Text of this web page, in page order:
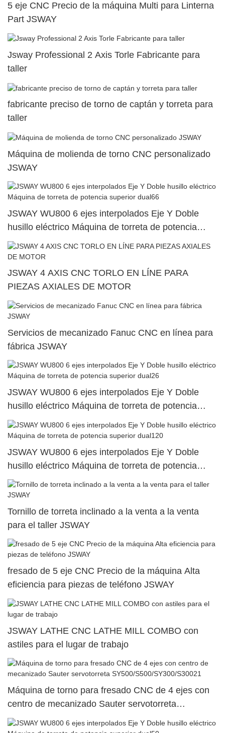
5 eje CNC Precio de la máquina Multi para Linterna
Part JSWAY
Jsway Professional 2 Axis Torle Fabricante para
taller
fabricante preciso de torno de captán y torreta para
taller
Máquina de molienda de torno CNC personalizado
JSWAY
JSWAY WU800 6 ejes interpolados Eje Y Doble
husillo eléctrico Máquina de torreta de potencia
superior dual66
JSWAY 4 AXIS CNC TORLO EN LÍNE PARA
PIEZAS AXIALES DE MOTOR
Servicios de mecanizado Fanuc CNC en línea para
fábrica JSWAY
JSWAY WU800 6 ejes interpolados Eje Y Doble
husillo eléctrico Máquina de torreta de potencia
superior dual26
JSWAY WU800 6 ejes interpolados Eje Y Doble
husillo eléctrico Máquina de torreta de potencia
superior dual120
Tornillo de torreta inclinado a la venta a la venta
para el taller JSWAY
fresado de 5 eje CNC Precio de la máquina Alta
eficiencia para piezas de teléfono JSWAY
JSWAY LATHE CNC LATHE MILL COMBO con
astiles para el lugar de trabajo
Máquina de torno para fresado CNC de 4 ejes con
centro de mecanizado Sauter servotorreta
SY500/S500/SY300/S30021